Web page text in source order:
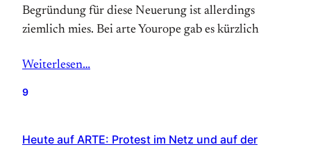
Begründung für diese Neuerung ist allerdings
ziemlich mies. Bei arte Yourope gab es kürzlich
Weiterlesen…
9
Heute auf ARTE: Protest im Netz und auf der